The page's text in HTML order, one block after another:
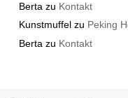
Berta zu Kontakt
Kunstmuffel zu Peking
Berta zu Kontakt